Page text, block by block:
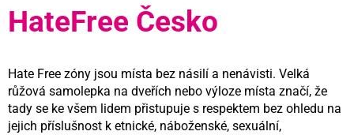
HateFree Česko
Hate Free zóny jsou místa bez násilí a nenávisti. Velká
růžová samolepka na dveřích nebo výloze místa značí, že
tady se ke všem lidem přistupuje s respektem bez ohledu na
jejich příslušnost k etnické, náboženské, sexuální,